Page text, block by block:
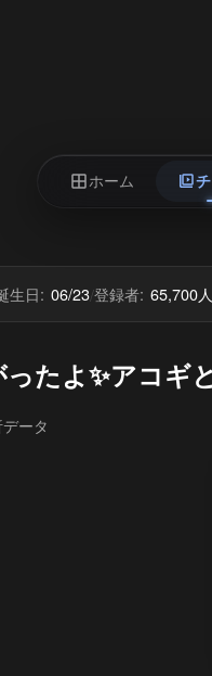
ホーム
生日: 06/23/登録者: 65,700人
たよ✨アコ
ータ